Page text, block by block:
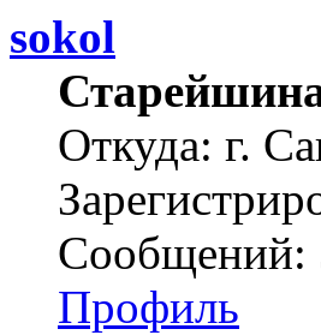
sokol
Откуда: г.
Сообщений:
Профиль